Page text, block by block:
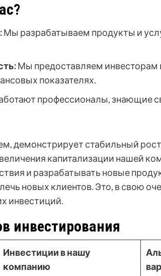
Мы разрабатываем продукты и
Мы предоставляем
показателях.
профессионалы, знающие
демонстрирует стабильный
капитализации нашей
и разрабатывать новые
новых клиентов. Это, в свою
инвестиций.
инвестирования
Инвестиции в нашу
компанию